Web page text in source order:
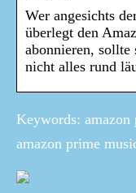
Wer angesichts
überlegt den
abonnieren, sollte
nicht alles rund
Keywords: amazon
amazon prime